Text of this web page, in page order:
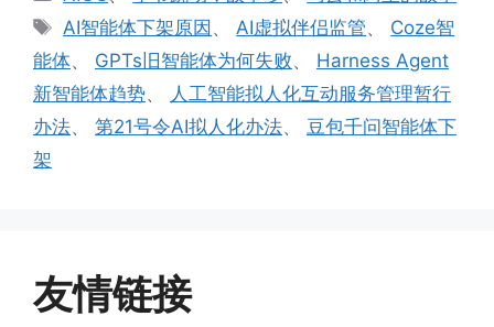
类
标
签
AI智能体下架原因 、AI虚拟伴侣监管、 Coze智
能体、 GPTs旧智能体为何失败、 Harness Agent
新智能体趋势、
人工智能拟人化互动服务管理暂行
办法、 第21号令AI拟人化办法、 豆包千问智能体下
架
友情链接